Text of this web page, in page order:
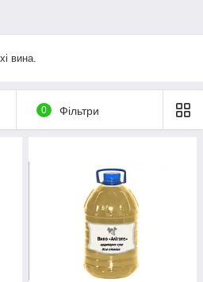
вина.
0 Фільтри